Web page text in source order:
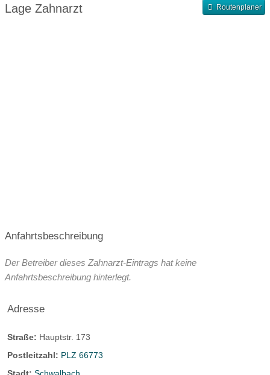
Lage Zahnarzt Routenplaner
Anfahrtsbeschreibung
Der Betreiber dieses Zahnarzt-Eintrags hat keine
Anfahrtsbeschreibung hinterlegt.
Adresse
Straße: Hauptstr. 173
Postleitzahl: PLZ 66773